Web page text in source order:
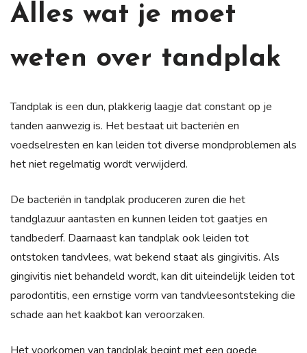
Alles wat je moet
weten over tandplak
Tandplak is een dun, plakkerig laagje dat constant op je
tanden aanwezig is. Het bestaat uit bacteriën en
voedselresten en kan leiden tot diverse mondproblemen als
het niet regelmatig wordt verwijderd.
De bacteriën in tandplak produceren zuren die het
tandglazuur aantasten en kunnen leiden tot gaatjes en
tandbederf. Daarnaast kan tandplak ook leiden tot
ontstoken tandvlees, wat bekend staat als gingivitis. Als
gingivitis niet behandeld wordt, kan dit uiteindelijk leiden tot
parodontitis, een ernstige vorm van tandvleesontsteking die
schade aan het kaakbot kan veroorzaken.